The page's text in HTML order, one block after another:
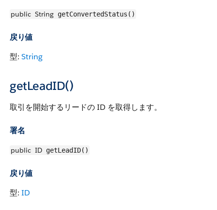
public String getConvertedStatus()
戻り値
型: String
getLeadID()
取引を開始するリードの ID を取得します。
署名
public ID getLeadID()
戻り値
型: ID